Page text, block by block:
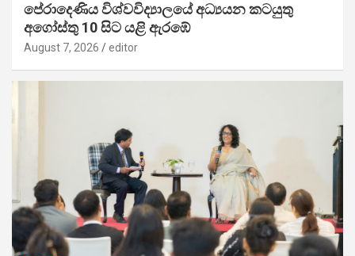
පේරාදෙණිය විශ්වවිද්‍යාලයේ අධ්‍යයන කටයුතු
අගෝස්තු 10 සිට යළි ඇරඹේ
August 7, 2026 editor